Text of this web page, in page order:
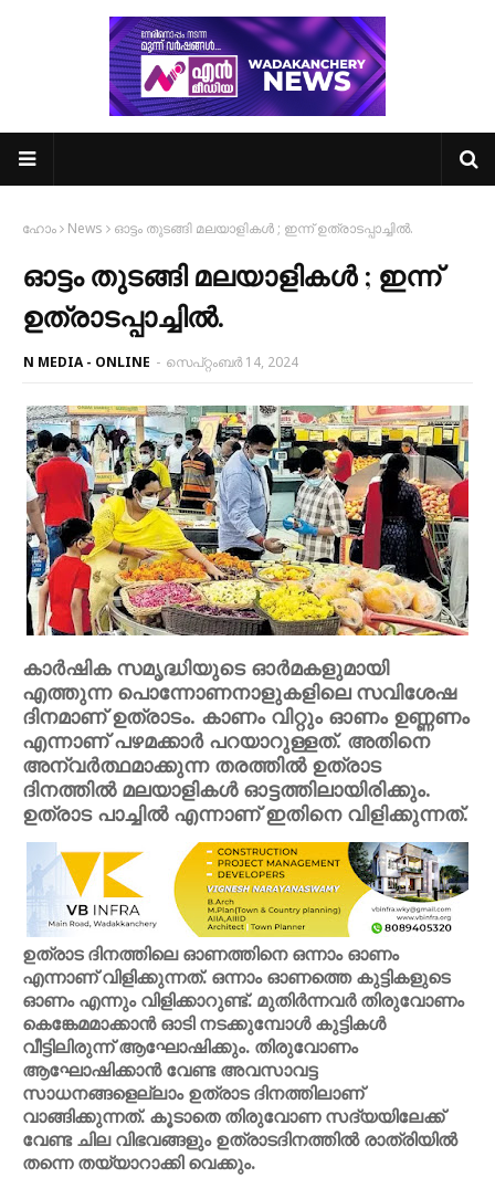
ഹോം News ഓട്ടം തുടങ്ങി മലയാളികൾ ; ഇന്ന് ഉത്രാടപ്പാച്ചിൽ.
ഓട്ടം തുടങ്ങി മലയാളികൾ ; ഇന്ന്
ഉത്രാടപ്പാച്ചിൽ.
N MEDIA - ONLINE - സെപ്റ്റംബർ 14, 2024
കാർഷിക സമൃദ്ധിയുടെ ഓർമകളുമായി
എത്തുന്ന പൊന്നോണനാളുകളിലെ സവിശേഷ
ദിനമാണ് ഉത്രാടം. കാണം വിറ്റും ഓണം ഉണ്ണണം
എന്നാണ് പഴമക്കാര്‍ പറയാറുള്ളത്. അതിനെ
അന്വര്‍ത്ഥമാക്കുന്ന തരത്തില്‍ ഉത്രാട
ദിനത്തില്‍ മലയാളികള്‍ ഓട്ടത്തിലായിരിക്കും.
ഉത്രാട പാച്ചില്‍ എന്നാണ് ഇതിനെ വിളിക്കുന്നത്.
ഉത്രാട ദിനത്തിലെ ഓണത്തിനെ ഒന്നാം ഓണം
എന്നാണ് വിളിക്കുന്നത്. ഒന്നാം ഓണത്തെ കുട്ടികളുടെ
ഓണം എന്നും വിളിക്കാറുണ്ട്. മുതിര്‍ന്നവര്‍ തിരുവോണം
കെങ്കേമമാക്കാന്‍ ഓടി നടക്കുമ്പോള്‍ കുട്ടികള്‍
വീട്ടിലിരുന്ന് ആഘോഷിക്കും. തിരുവോണം
ആഘോഷിക്കാന്‍ വേണ്ട അവസാവട്ട
സാധനങ്ങളെല്ലാം ഉത്രാട ദിനത്തിലാണ്
വാങ്ങിക്കുന്നത്. കൂടാതെ തിരുവോണ സദ്യയിലേക്ക്
വേണ്ട ചില വിഭവങ്ങളും ഉത്രാടദിനത്തില്‍ രാത്രിയില്‍
തന്നെ തയ്യാറാക്കി വെക്കും.